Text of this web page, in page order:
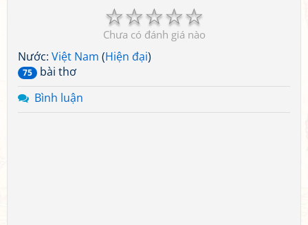
☆
☆
☆
☆
☆
Chưa có đánh giá nào
Nước: Việt Nam (Hiện đại)
75
bài thơ
Bình luận